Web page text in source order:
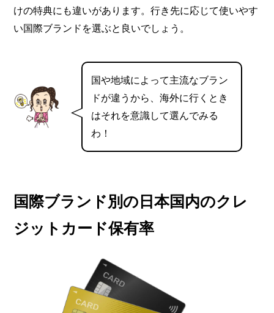
けの特典にも違いがあります。行き先に応じて使いやす
い国際ブランドを選ぶと良いでしょう。
国や地域によって主流なブラン
ドが違うから、海外に行くとき
はそれを意識して選んでみる
わ！
国際ブランド別の日本国内のクレ
ジットカード保有率